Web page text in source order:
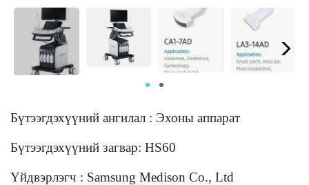
Бүтээгдэхүүний ангилал : Эхоны аппарат
Бүтээгдэхүүний загвар: HS60
Үйдвэрлэгч : Samsung Medison Co., Ltd